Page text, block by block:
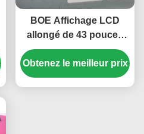
BOE Affichage LCD
allongé de 43 pouces
DV430FHM-NN1 avec
400cd/m2 Lumière
1920*1080Pixels
Obtenez le meilleur prix